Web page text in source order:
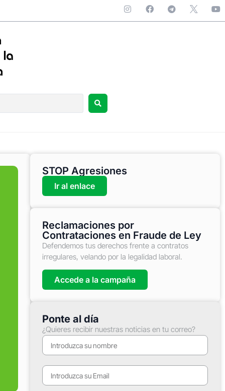
STOP Agresiones
Ir al enlace
Reclamaciones por
Contrataciones en Fraude de Ley
Defendemos tus derechos frente a contratos
irregulares, velando por la legalidad laboral.
Accede a la campaña
Ponte al día
¿Quieres recibir nuestras noticias en tu correo?